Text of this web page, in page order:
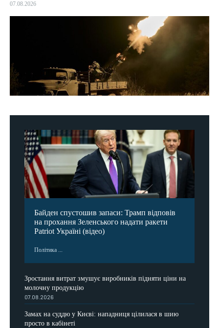
07.08.2026
Байден спустошив запаси: Трамп відповів
на прохання Зеленського надати ракети
Patriot Україні (відео)
Політика ...
Зростання витрат змушує виробників підняти ціни на
молочну продукцію
07.08.2026
Замах на суддю у Києві: нападниця цілилася в шию
просто в кабінеті